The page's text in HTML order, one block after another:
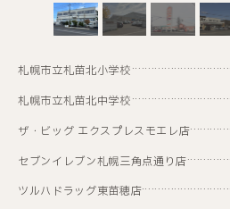
札幌市立札苗北小学校
札幌市立札苗北中学校
ザ・ビッグ エクスプレスモエレ店
セブンイレブン札幌三角点通り店
ツルハドラッグ東苗穂店